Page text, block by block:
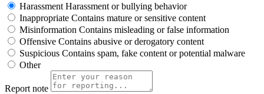
Harassment Harassment or bullying behavior
Inappropriate Contains mature or sensitive content
Misinformation Contains misleading or false information
Offensive Contains abusive or derogatory content
Suspicious Contains spam, fake content or potential malware
Other
Report note